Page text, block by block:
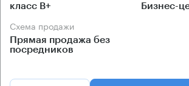
класс B+ Бизнес-
Схема продажи
Прямая продажа без
посредников